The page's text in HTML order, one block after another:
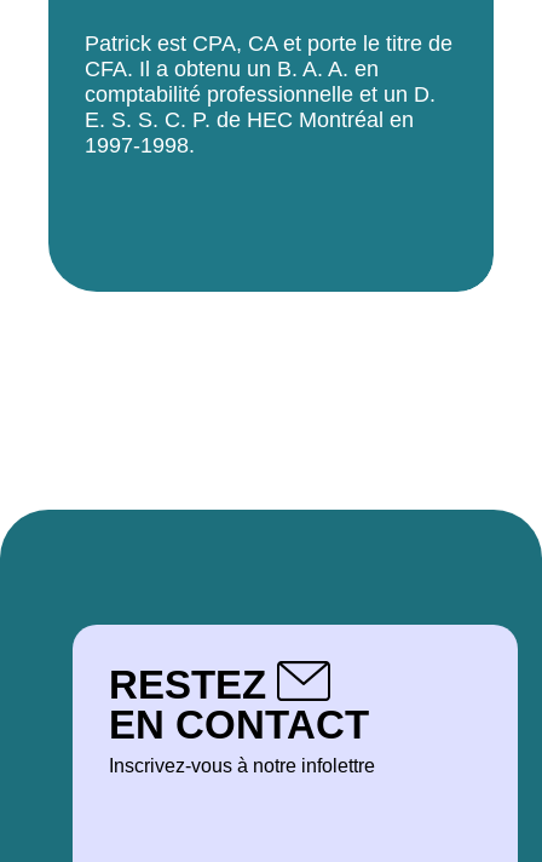
Patrick est CPA, CA et porte le titre de
CFA. Il a obtenu un B. A. A. en
comptabilité professionnelle et un D.
E. S. S. C. P. de HEC Montréal en
1997-1998.
RESTEZ
EN CONTACT
Inscrivez-vous à notre infolettre